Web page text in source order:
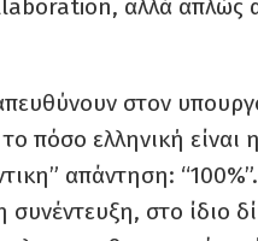
αλλά απλώς
στον υπουργό
πόσο ελληνική είναι
απάντηση:
στο ίδιο